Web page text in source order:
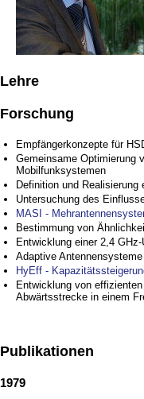
Lehre
Forschung
Empfängerkonzepte für
Gemeinsame Optimierung
Mobilfunksystemen
Definition und Realisierung
Untersuchung des
MASI -
Bestimmung von
Entwicklung einer 2,4
Adaptive
HyEff -
Entwicklung von
Abwärtsstrecke in einem
Publikationen
1979